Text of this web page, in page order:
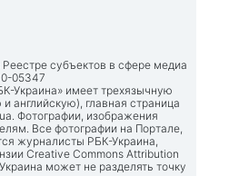
субъектов в сфере медиа
05347
Украина» имеет трехязычную
английскую), главная страница
. Фотографии, изображения
Все фотографии на Портале,
журналисты РБК-Украина,
Creative Commons Attribution
может не разделять точку